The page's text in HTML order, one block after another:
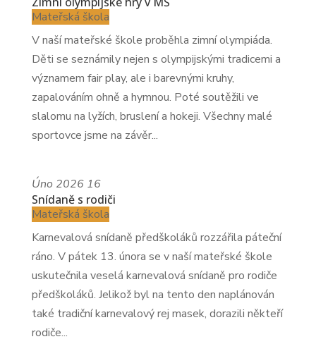
Mateřská škola
V naší mateřské škole proběhla zimní olympiáda.
Děti se seznámily nejen s olympijskými tradicemi a
významem fair play, ale i barevnými kruhy,
zapalováním ohně a hymnou. Poté soutěžili ve
slalomu na lyžích, bruslení a hokeji. Všechny malé
sportovce jsme na závěr...
Úno 2026 16
Snídaně s rodiči
Mateřská škola
Karnevalová snídaně předškoláků rozzářila páteční
ráno. V pátek 13. února se v naší mateřské škole
uskutečnila veselá karnevalová snídaně pro rodiče
předškoláků. Jelikož byl na tento den naplánován
také tradiční karnevalový rej masek, dorazili někteří
rodiče...